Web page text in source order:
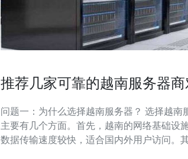
推荐几家可靠的越南服务器商
问题一：为什么选择越南服务器？ 选择越南
主要有几个方面。首先，越南的网络基础设
数据传输速度较快，适合国内外用户访问。